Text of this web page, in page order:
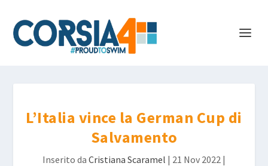
L’Italia vince la German Cup di
Salvamento
Inserito da Cristiana Scaramel | 21 Nov 2022 |